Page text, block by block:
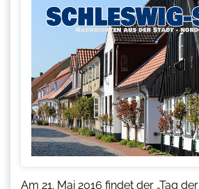
Am 21. Mai 2016 findet der „Tag der